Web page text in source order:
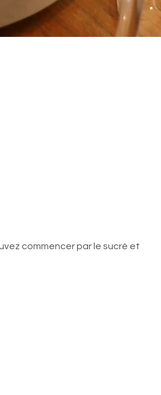
commencer par le sucré et